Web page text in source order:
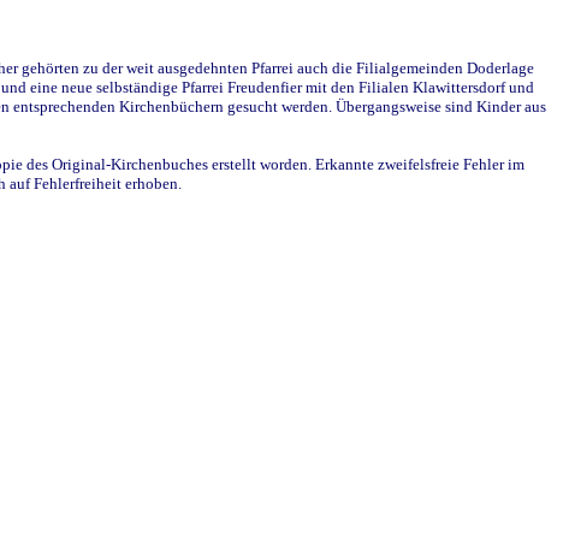
gehörten zu der weit ausgedehnten Pfarrei auch die Filialgemeinden Doderlage
eine neue selbständige Pfarrei Freudenfier mit den Filialen Klawittersdorf und
Kirchenbüchern gesucht werden. Übergangsweise sind Kinder aus
des Original-Kirchenbuches erstellt worden. Erkannte zweifelsfreie Fehler im
Fehlerfreiheit erhoben.